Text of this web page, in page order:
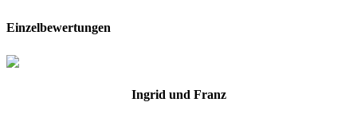
Einzelbewertungen
Ingrid und Franz